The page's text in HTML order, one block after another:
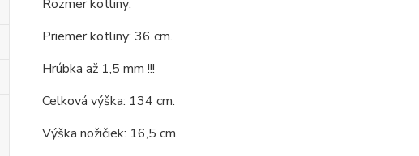
Rozmer kotliny:
Priemer kotliny: 36 cm.
Hrúbka až 1,5 mm !!!
Celková výška: 134 cm.
Výška nožičiek: 16,5 cm.